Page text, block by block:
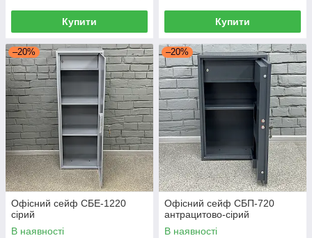
Купити Купити
–20%
Офісний сейф СБЕ-1220
сірий
В наявності
–20%
Офісний сейф CБП-720
антрацитово-сірий
В наявності